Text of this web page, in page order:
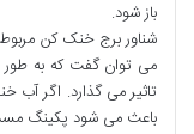
باز شود.
شناور برج خنک کن
می توان گفت که به طور
تاثیر می گذارد. اگر آب
باعث می شود پکینگ